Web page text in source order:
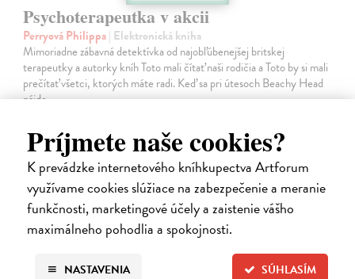
Príjmete naše cookies?
K prevádzke internetového kníhkupectva Artforum
využívame cookies slúžiace na zabezpečenie a meranie
funkčnosti, marketingové účely a zaistenie vášho
maximálneho pohodlia a spokojnosti.
SÚHLASÍM
NASTAVENIA
Psychoterapeutka v akcii
Perryová Philippa| Elektronická kniha
Mimoriadne zábavná detektívka od najobľúbenejšej britskej
terapeutky a autorky kníh Toto mali čítať naši rodičia a Toto by si mali
prečítať všetci, ktorých máte radi. Keď sa pri útesoch Beachy Head
nájde…
16,95 €